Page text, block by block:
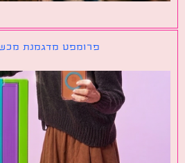
פרומפט מדגמנת מכשיר